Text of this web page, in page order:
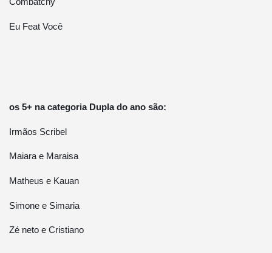
Eu Feat Você
os 5+ na categoria Dupla do ano são:
Irmãos Scribel
Maiara e Maraisa
Matheus e Kauan
Simone e Simaria
Zé neto e Cristiano